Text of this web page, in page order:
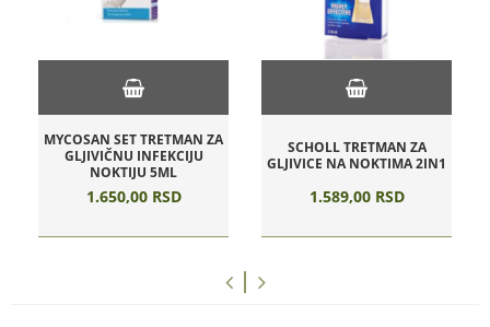
MYCOSAN SET TRETMAN ZA
GLJIVIČNU INFEKCIJU
NOKTIJU 5ML
1.650,00 RSD
SCHOLL TRETMAN ZA
GLJIVICE NA NOKTIMA 2IN1
1.589,00 RSD